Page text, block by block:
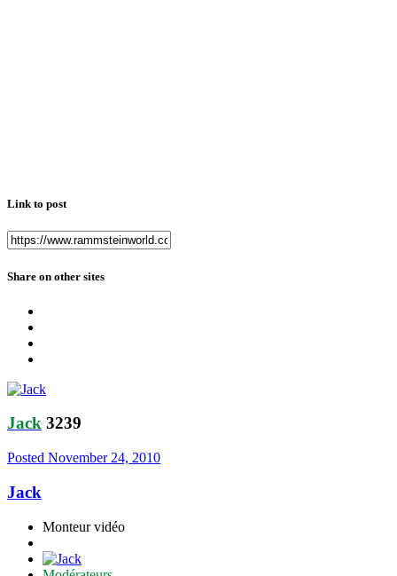
Link to post
Share on other sites
Jack 3239
Posted November 24, 2010
Jack
Monteur vidéo